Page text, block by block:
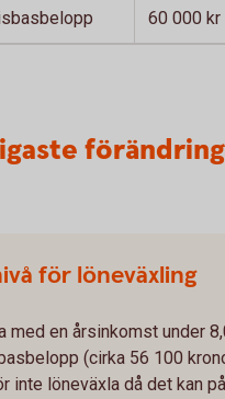
60 000 kr
för löneväxling
med en årsinkomst under
(cirka 56 100
inte löneväxla då det kan